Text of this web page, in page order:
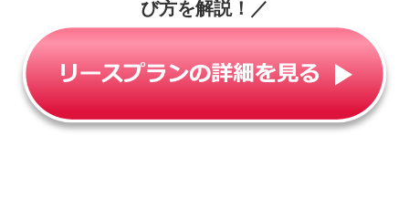
び方を解説！ ／